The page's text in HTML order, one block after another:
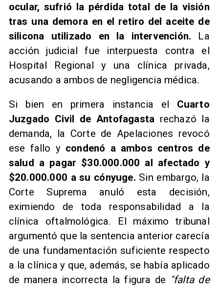
ocular, sufrió la pérdida total de la visión
tras una demora en el retiro del aceite de
silicona utilizado en la intervención. La
acción judicial fue interpuesta contra el
Hospital Regional y una clínica privada,
acusando a ambos de negligencia médica.
Si bien en primera instancia el Cuarto
Juzgado Civil de Antofagasta rechazó la
demanda, la Corte de Apelaciones revocó
ese fallo y condenó a ambos centros de
salud a pagar $30.000.000 al afectado y
$20.000.000 a su cónyuge. Sin embargo, la
Corte Suprema anuló esta decisión,
eximiendo de toda responsabilidad a la
clínica oftalmológica. El máximo tribunal
argumentó que la sentencia anterior carecía
de una fundamentación suficiente respecto
a la clínica y que, además, se había aplicado
de manera incorrecta la figura de "falta de